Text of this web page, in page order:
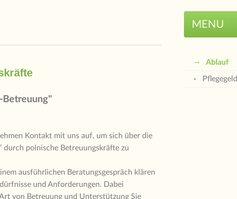
Betreuung"
Kontakt mit uns auf, um sich über die
durch polnische Betreuungskräfte zu
ausführlichen Beratungsgespräch klären
und Anforderungen. Dabei
von Betreuung und Unterstützung Sie
MENU
Ablauf
Pflegegeld